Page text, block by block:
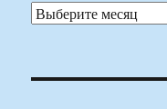
Архивы